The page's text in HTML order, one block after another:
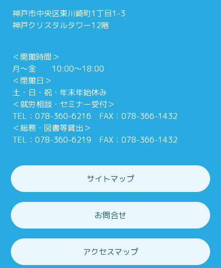
神戸市中央区東川崎町1丁目1-3
神戸クリスタルタワー12階
＜開館時間＞
月～金 10:00～18:00
＜閉館日＞
土・日・祝・年末年始休み
＜就労相談・セミナー受付＞
TEL：078-360-6216 FAX：078-366-1432
＜総務・図書等貸出＞
TEL：078-360-6219 FAX：078-366-1432
サイトマップ
お問合せ
アクセスマップ